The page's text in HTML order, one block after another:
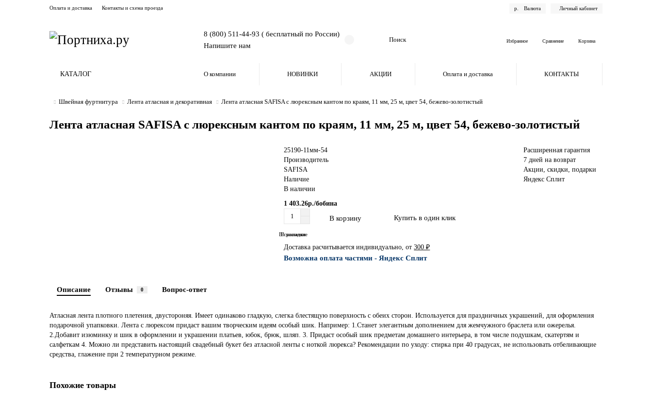
Оплата и доставка Контакты и схема проезда р. Валюта Личный кабинет
8 (800) 511-44-93 ( бесплатный по России)
Напишите нам
Избранное Сравнение Корзина
КАТАЛОГ О компании НОВИНКИ АКЦИИ Оплата и доставка КОНТАКТЫ
Швейная фуртнитура Лента aтласная и декоративная Лента атласная SAFISA с люрексным кантом по краям, 11 мм, 25 м, цвет 54, бежево-золотистый
Лента атласная SAFISA с люрексным кантом по краям, 11 мм, 25 м, цвет 54, бежево-золотистый
25190-11мм-54
Производитель
SAFISA
Наличие
В наличии
1 403.26р./бобина
В корзину Купить в один клик
В закладки
В сравнение
Доставка расчитывается индивидуально, от300 ₽
Возможна оплата частями - Яндекс Сплит
Расширенная гарантия
7 дней на возврат
Акции, скидки, подарки
Яндекс Сплит
Описание Отзывы 0 Вопрос-ответ
Атласная лента плотного плетения, двустороняя. Имеет одинаково гладкую, слегка блестящую поверхность с обеих сторон. Используется для праздничных украшений, для оформления
подарочной упапковки. Лента с люрексом придаст вашим творческим идеям особый шик. Например: 1.Станет элегантным дополнением для жемчужного браслета или ожерелья.
2.Добавит изюминку и шик в оформлении и украшении платьев, юбок, брюк, шляп. 3. Придаст особый шик предметам домашнего интерьера, в том числе подушкам, скатертям и
салфеткам 4. Можно ли представить настоящий свадебный букет без атласной ленты с ноткой люрекса? Рекомендации по уходу: стирка при 40 градусах, не использовать отбеливающие
средства, глажение при 2 температурном режиме.
Похожие товары